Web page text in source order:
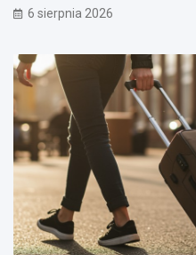
6 sierpnia 2026